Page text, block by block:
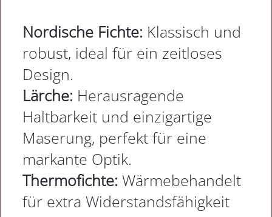
Nordische Fichte: Klassisch und
robust, ideal für ein zeitloses
Design.
Lärche: Herausragende
Haltbarkeit und einzigartige
Maserung, perfekt für eine
markante Optik.
Thermofichte: Wärmebehandelt
für extra Widerstandsfähigkeit